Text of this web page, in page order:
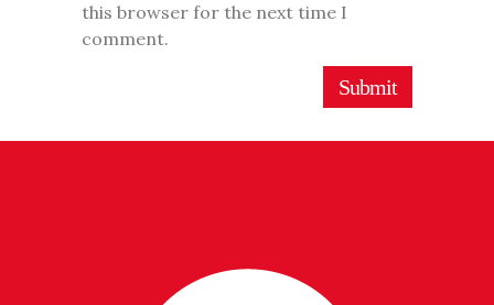
this browser for the next time I
comment.